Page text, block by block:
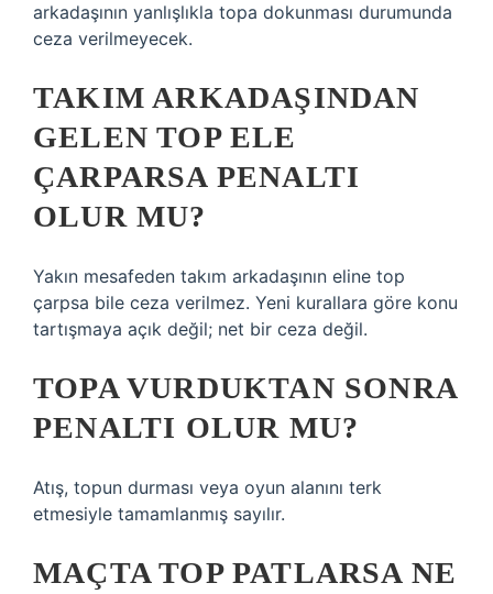
arkadaşının yanlışlıkla topa dokunması durumunda
ceza verilmeyecek.
TAKIM ARKADAŞINDAN
GELEN TOP ELE
ÇARPARSA PENALTI
OLUR MU?
Yakın mesafeden takım arkadaşının eline top
çarpsa bile ceza verilmez. Yeni kurallara göre konu
tartışmaya açık değil; net bir ceza değil.
TOPA VURDUKTAN SONRA
PENALTI OLUR MU?
Atış, topun durması veya oyun alanını terk
etmesiyle tamamlanmış sayılır.
MAÇTA TOP PATLARSA NE